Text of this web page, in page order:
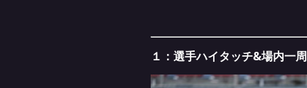
１：選手ハイタッチ&場内一周